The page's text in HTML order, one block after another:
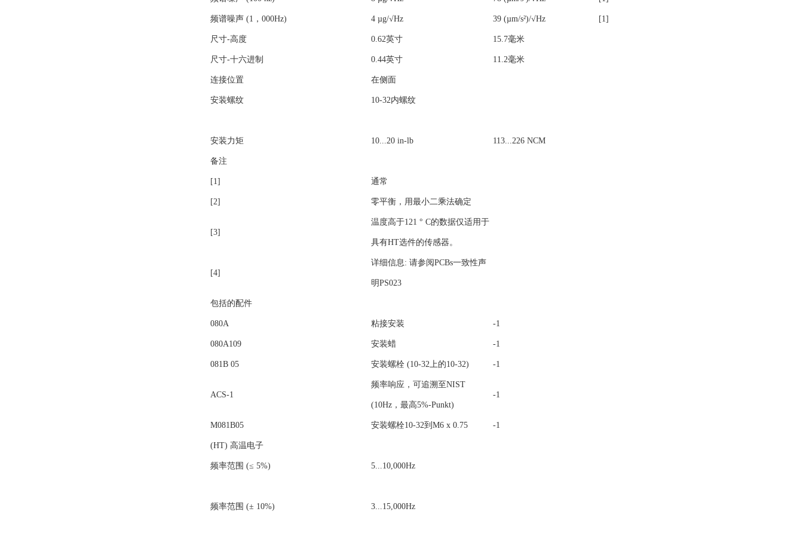
频谱噪声 (1，000Hz) 4 µg/√Hz 39 (µm/s²)/√Hz [1]
尺寸-高度 0.62英寸 15.7毫米
尺寸-十六进制 0.44英寸 11.2毫米
连接位置 在侧面
安装螺纹 10-32内螺纹
安装力矩 10...20 in-lb 113...226 NCM
备注
[1] 通常
[2] 零平衡，用最小二乘法确定
[3]
温度高于121 ° C的数据仅适用于
具有HT选件的传感器。
[4]
详细信息: 请参阅PCBs一致性声
明PS023
包括的配件
080A 粘接安装 -1
080A109 安装蜡 -1
081B 05 安装螺栓 (10-32上的10-32) -1
ACS-1
频率响应，可追溯至NIST
(10Hz，最高5%-Punkt)
-1
M081B05 安装螺栓10-32到M6 x 0.75 -1
(HT) 高温电子
频率范围 (≤ 5%) 5...10,000Hz
频率范围 (± 10%) 3...15,000Hz